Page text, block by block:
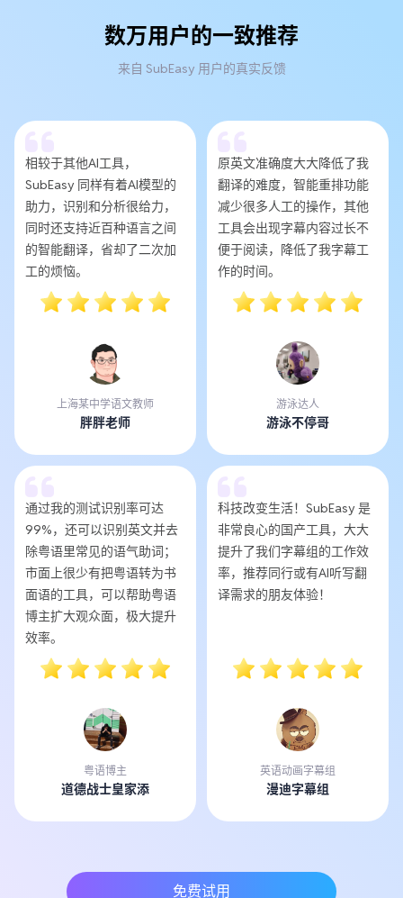
数万用户的一致推荐
来自 SubEasy 用户的真实反馈
相较于其他AI工具，
SubEasy 同样有着AI模型的
助力，识别和分析很给力，
同时还支持近百种语言之间
的智能翻译，省却了二次加
工的烦恼。
上海某中学语文教师
胖胖老师
原英文准确度大大降低了我
翻译的难度，智能重排功能
减少很多人工的操作，其他
工具会出现字幕内容过长不
便于阅读，降低了我字幕工
作的时间。
游泳达人
游泳不停哥
通过我的测试识别率可达
99%，还可以识别英文并去
除粤语里常见的语气助词；
市面上很少有把粤语转为书
面语的工具，可以帮助粤语
博主扩大观众面，极大提升
效率。
粤语博主
道德战士皇家添
科技改变生活！SubEasy 是
非常良心的国产工具，大大
提升了我们字幕组的工作效
率，推荐同行或有AI听写翻
译需求的朋友体验！
英语动画字幕组
漫迪字幕组
免费试用